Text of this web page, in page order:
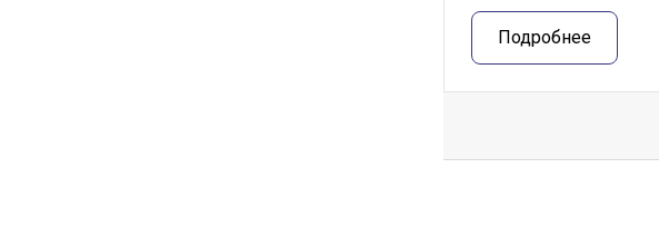
Подробнее